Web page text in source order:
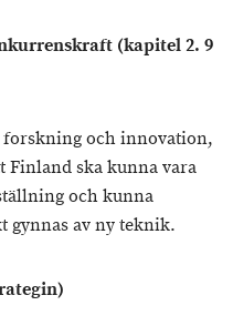
(kapitel 2. 9
forskning och innovation,
Finland ska kunna vara
och kunna
gynnas av ny teknik.